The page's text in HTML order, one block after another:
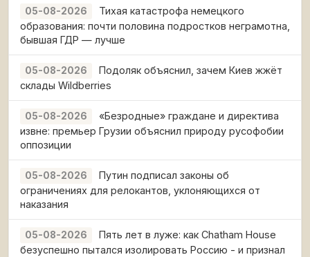
05-08-2026
Тихая катастрофа немецкого
образования: почти половина подростков неграмотна,
бывшая ГДР — лучше
05-08-2026
Подоляк объяснил, зачем Киев жжёт
склады Wildberries
05-08-2026
«Безродные» граждане и директива
извне: премьер Грузии объяснил природу русофобии
оппозиции
05-08-2026
Путин подписал законы об
ограничениях для релокантов, уклоняющихся от
наказания
05-08-2026
Пять лет в луже: как Chatham House
безуспешно пытался изолировать Россию - и признал